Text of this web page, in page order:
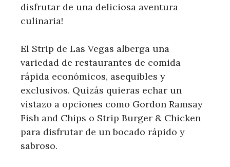
disfrutar de una deliciosa aventura
culinaria!
El Strip de Las Vegas alberga una
variedad de restaurantes de comida
rápida económicos, asequibles y
exclusivos. Quizás quieras echar un
vistazo a opciones como Gordon Ramsay
Fish and Chips o Strip Burger & Chicken
para disfrutar de un bocado rápido y
sabroso.